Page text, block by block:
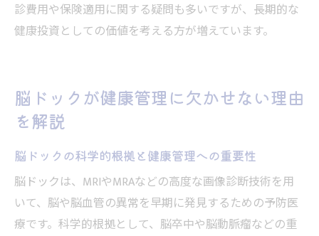
診費用や保険適用に関する疑問も多いですが、長期的な
健康投資としての価値を考える方が増えています。
脳ドックが健康管理に欠かせない理由
を解説
脳ドックの科学的根拠と健康管理への重要性
脳ドックは、MRIやMRAなどの高度な画像診断技術を用
いて、脳や脳血管の異常を早期に発見するための予防医
療です。科学的根拠として、脳卒中や脳動脈瘤などの重